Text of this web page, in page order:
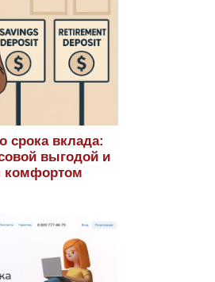
срока вклада:
выгодой и
комфортом